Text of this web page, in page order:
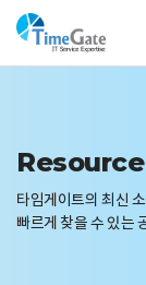
Resource
타임게이트의 최신
빠르게 찾을 수 있는